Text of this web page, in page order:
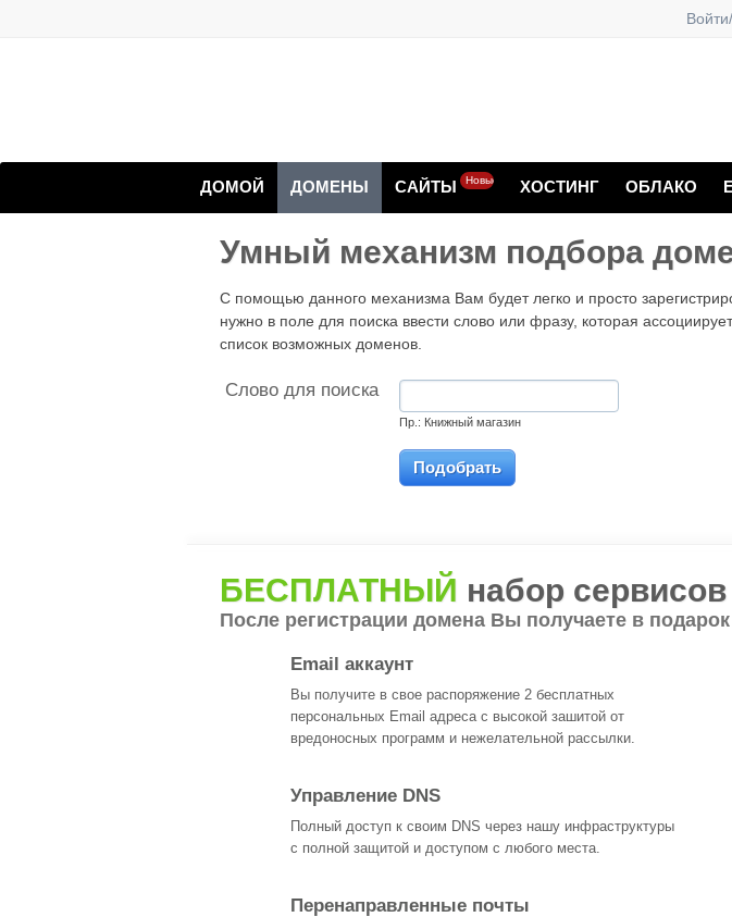
ДОМОЙ ДОМЕНЫ САЙТЫ Новые ХОСТИНГ ОБЛАКО
Умный механизм подбора
С помощью данного механизма Вам будет легко и просто
нужно в поле для поиска ввести слово или фразу, которая
список возможных доменов.
Слово для поиска
Пр.: Книжный магазин
БЕСПЛАТНЫЙ набор
После регистрации домена Вы получаете в
Email аккаунт
Вы получите в свое распоряжение 2 бесплатных
персональных Email адреса с высокой зашитой от
вредоносных программ и нежелательной рассылки.
Управление DNS
Полный доступ к своим DNS через нашу инфраструктуры
с полной защитой и доступом с любого места.
Перенаправленные почты